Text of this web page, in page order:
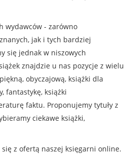
wydawców - zarówno
jak i tych bardziej
się jednak w niszowych
znajdzie u nas pozycje z wielu
obyczajową, książki dla
fantastykę, książki
faktu. Proponujemy tytuły z
ciekawe książki,
z ofertą naszej księgarni online.